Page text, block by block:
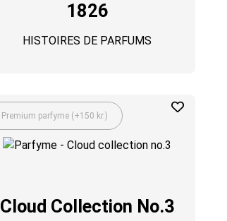
1826
HISTOIRES DE PARFUMS
Premium parfyme (+150 kr.)
Cloud Collection No.3